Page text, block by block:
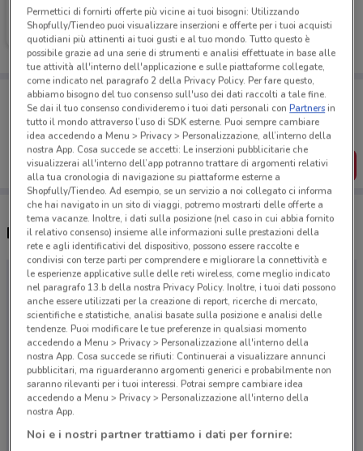
Lidl Viaggi
Scade il 31/12
Porta DoveConviene sempre con te!
Puoi trovare le migliori offerte dei negozi vicino a te,
salvarle e creare la tua lista del risparmio, comodamente
dal tuo cellulare.
SCARICA L’APP
Negozi Lidl Viaggi a Pontedera
Permettici di fornirti offerte più vicine ai tuoi bisogni: Utilizzando
Shopfully/Tiendeo puoi visualizzare inserzioni e offerte per i tuoi acquisti
quotidiani più attinenti ai tuoi gusti e al tuo mondo. Tutto questo è
possibile grazie ad una serie di strumenti e analisi effettuate in base alle
tue attività all'interno dell'applicazione e sulle piattaforme collegate,
come indicato nel paragrafo 2 della Privacy Policy. Per fare questo,
abbiamo bisogno del tuo consenso sull'uso dei dati raccolti a tale fine.
Se dai il tuo consenso condivideremo i tuoi dati personali conPartnersin
tutto il mondo attraverso l’uso di SDK esterne. Puoi sempre cambiare
idea accedendo a Menu > Privacy > Personalizzazione, all’interno della
nostra App. Cosa succede se accetti: Le inserzioni pubblicitarie che
visualizzerai all'interno dell’app potranno trattare di argomenti relativi
alla tua cronologia di navigazione su piattaforme esterne a
Shopfully/Tiendeo. Ad esempio, se un servizio a noi collegato ci informa
che hai navigato in un sito di viaggi, potremo mostrarti delle offerte a
tema vacanze. Inoltre, i dati sulla posizione (nel caso in cui abbia fornito
il relativo consenso) insieme alle informazioni sulle prestazioni della
rete e agli identificativi del dispositivo, possono essere raccolte e
condivisi con terze parti per comprendere e migliorare la connettività e
le esperienze applicative sulle delle reti wireless, come meglio indicato
nel paragrafo 13.b della nostra Privacy Policy. Inoltre, i tuoi dati possono
anche essere utilizzati per la creazione di report, ricerche di mercato,
scientifiche e statistiche, analisi basate sulla posizione e analisi delle
tendenze. Puoi modificare le tue preferenze in qualsiasi momento
accedendo a Menu > Privacy > Personalizzazione all'interno della
nostra App. Cosa succede se rifiuti: Continuerai a visualizzare annunci
pubblicitari, ma riguarderanno argomenti generici e probabilmente non
saranno rilevanti per i tuoi interessi. Potrai sempre cambiare idea
accedendo a Menu > Privacy > Personalizzazione all'interno della
nostra App.
Noi e i nostri partner trattiamo i dati per fornire: